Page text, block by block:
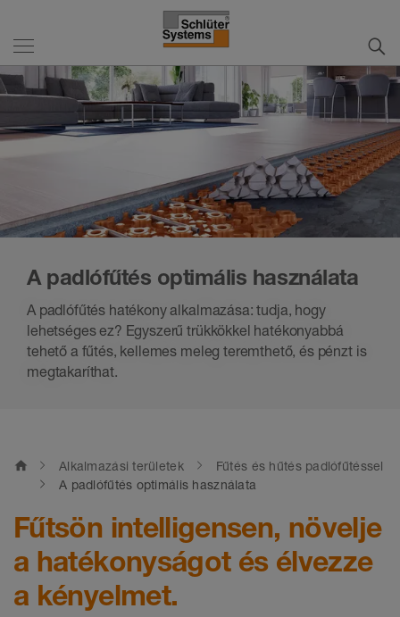
A padlófűtés optimális használata
A padlófűtés hatékony alkalmazása: tudja, hogy
lehetséges ez? Egyszerű trükkökkel hatékonyabbá
tehető a fűtés, kellemes meleg teremthető, és pénzt is
megtakaríthat.
home Alkalmazási területek
Fűtés és hűtés padlófűtéssel
A padlófűtés optimális használata
Fűtsön intelligensen, növelje
a hatékonyságot és élvezze
a kényelmet.